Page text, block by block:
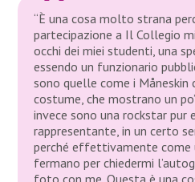
“È una cosa molto strana
partecipazione a Il Collegio
occhi dei miei studenti, una
essendo un funzionario
sono quelle come i
costume, che mostrano un
invece sono una rockstar pur
rappresentante, in un certo
perché effettivamente come
fermano per chiedermi
foto con me. Questa è una